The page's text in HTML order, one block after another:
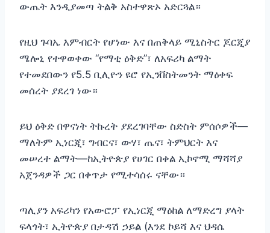
ውጤት እንዲያመጣ ትልቅ አስተዋጽኦ አድርጓል።
የዚህ ጉባኤ እምብርት የሆነው እና በጠቅላይ ሚኒስትር ጆርጂያ
ሜሎኒ የተዋወቀው “የማቲ ዕቅድ”፣ ለአፍሪካ ልማት
የተመደበውን የ5.5 ቢሊዮን ዩሮ የኢንቨስትመንት ማዕቀፍ
መሰረት ያደረገ ነው።
ይህ ዕቅድ በዋናነት ትኩረት ያደረገባቸው ስድስት ምሰሶዎች—
ማለትም ኢነርጂ፣ ግብርና፣ ውሃ፣ ጤና፣ ትምህርት እና
መሠረተ ልማት—ከኢትዮጵያ የሀገር በቀል ኢኮኖሚ ማሻሻያ
አጀንዳዎች ጋር በቀጥታ የሚተሳሰሩ ናቸው።
ጣሊያን አፍሪካን የአውሮፓ የኢነርጂ ማዕከል ለማድረግ ያላት
ፍላጎት፣ ኢትዮጵያ በታዳሽ ኃይል (እንደ ኮይሻ እና ህዳሴ